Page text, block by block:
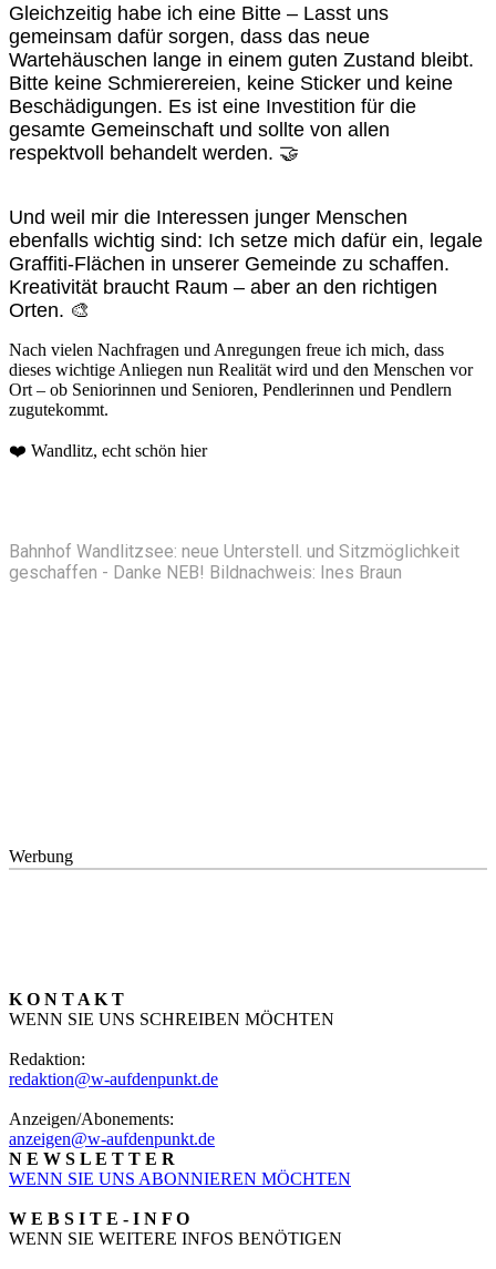
Gleichzeitig habe ich eine Bitte – Lasst uns
gemeinsam dafür sorgen, dass das neue
Wartehäuschen lange in einem guten Zustand bleibt.
Bitte keine Schmierereien, keine Sticker und keine
Beschädigungen. Es ist eine Investition für die
gesamte Gemeinschaft und sollte von allen
respektvoll behandelt werden. 🤝
Und weil mir die Interessen junger Menschen
ebenfalls wichtig sind: Ich setze mich dafür ein, legale
Graffiti-Flächen in unserer Gemeinde zu schaffen.
Kreativität braucht Raum – aber an den richtigen
Orten. 🎨
Nach vielen Nachfragen und Anregungen freue ich mich, dass
dieses wichtige Anliegen nun Realität wird und den Menschen vor
Ort – ob Seniorinnen und Senioren, Pendlerinnen und Pendlern
zugutekommt.
❤️ Wandlitz, echt schön hier
Bahnhof Wandlitzsee: neue Unterstell. und Sitzmöglichkeit
geschaffen - Danke NEB! Bildnachweis: Ines Braun
Werbung
K O N T A K T
WENN SIE UNS SCHREIBEN MÖCHTEN
Redaktion:
redaktion@w-aufdenpunkt.de
Anzeigen/Abonements:
anzeigen@w-aufdenpunkt.de
N E W S L E T T E R
WENN SIE UNS ABONNIEREN MÖCHTEN
W E B S I T E - I N F O
WENN SIE WEITERE INFOS BENÖTIGEN